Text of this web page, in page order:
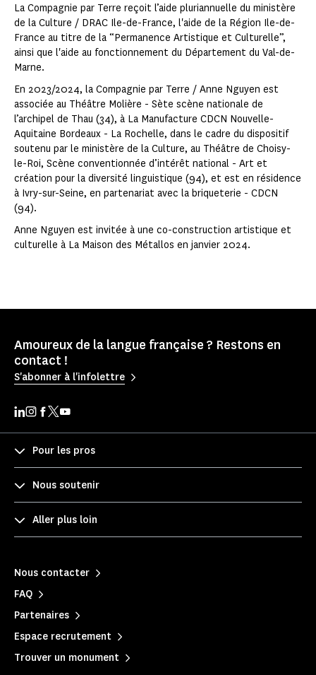
La Compagnie par Terre reçoit l’aide pluriannuelle du ministère
de la Culture / DRAC Ile-de-France, l'aide de la Région Ile-de-
France au titre de la “Permanence Artistique et Culturelle”,
ainsi que l'aide au fonctionnement du Département du Val-de-
Marne.
En 2023/2024, la Compagnie par Terre / Anne Nguyen est
associée au Théâtre Molière - Sète scène nationale de
l’archipel de Thau (34), à La Manufacture CDCN Nouvelle-
Aquitaine Bordeaux - La Rochelle, dans le cadre du dispositif
soutenu par le ministère de la Culture, au Théâtre de Choisy-
le-Roi, Scène conventionnée d’intérêt national - Art et
création pour la diversité linguistique (94), et est en résidence
à Ivry-sur-Seine, en partenariat avec la briqueterie - CDCN
(94).
Anne Nguyen est invitée à une co-construction artistique et
culturelle à La Maison des Métallos en janvier 2024.
Amoureux de la langue française ? Restons en
contact !
S'abonner à l'infolettre
Pour les pros
Nous soutenir
Aller plus loin
Nous contacter
FAQ
Partenaires
Espace recrutement
Trouver un monument